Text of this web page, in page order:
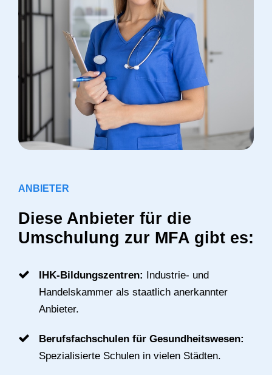
ANBIETER
Diese Anbieter für die
Umschulung zur MFA gibt es:
IHK-Bildungszentren: Industrie- und
Handelskammer als staatlich anerkannter
Anbieter.
Berufsfachschulen für Gesundheitswesen:
Spezialisierte Schulen in vielen Städten.